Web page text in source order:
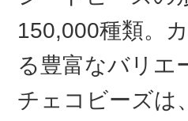
150,000種類。
る豊富なバリエ
チェコビーズは